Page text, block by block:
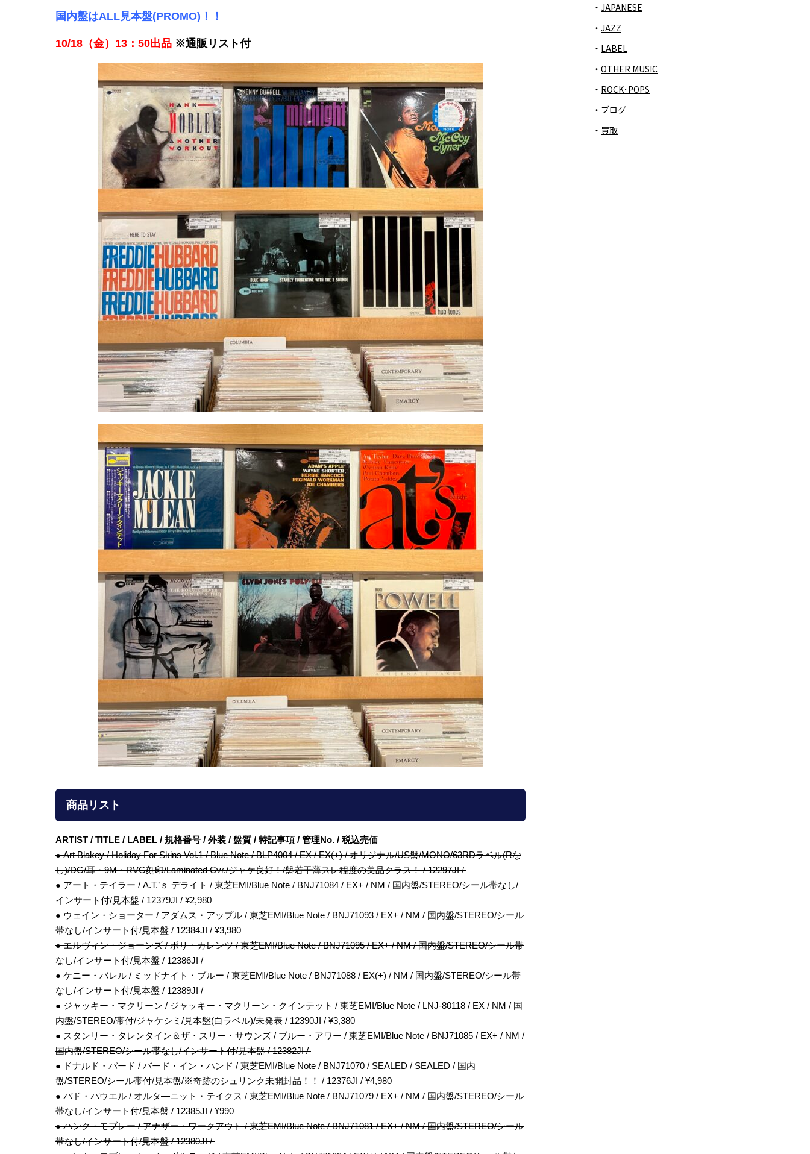
国内盤はALL見本盤(PROMO)！！
10/18（金）13：50出品 ※通販リスト付
商品リスト
ARTIST / TITLE / LABEL / 規格番号 / 外装 / 盤質 / 特記事項 / 管理No. / 税込売価
● Art Blakey / Holiday For Skins Vol.1 / Blue Note / BLP4004 / EX / EX(+) / オリジナル/US盤/MONO/63RDラベル(Rな
し)/DG/耳・9M・RVG刻印/Laminated Cvr./ジャケ良好！/盤若干薄スレ程度の美品クラス！ / 12297JI /
● アート・テイラー / A.T.’ｓ デライト / 東芝EMI/Blue Note / BNJ71084 / EX+ / NM / 国内盤/STEREO/シール帯なし/
インサート付/見本盤 / 12379JI / ¥2,980
● ウェイン・ショーター / アダムス・アップル / 東芝EMI/Blue Note / BNJ71093 / EX+ / NM / 国内盤/STEREO/シール
帯なし/インサート付/見本盤 / 12384JI / ¥3,980
● エルヴィン・ジョーンズ / ポリ・カレンツ / 東芝EMI/Blue Note / BNJ71095 / EX+ / NM / 国内盤/STEREO/シール帯
なし/インサート付/見本盤 / 12386JI /
● ケニー・バレル / ミッドナイト・ブルー / 東芝EMI/Blue Note / BNJ71088 / EX(+) / NM / 国内盤/STEREO/シール帯
なし/インサート付/見本盤 / 12389JI /
● ジャッキー・マクリーン / ジャッキー・マクリーン・クインテット / 東芝EMI/Blue Note / LNJ-80118 / EX / NM / 国
内盤/STEREO/帯付/ジャケシミ/見本盤(白ラベル)/未発表 / 12390JI / ¥3,380
● スタンリー・タレンタイン＆ザ・スリー・サウンズ / ブルー・アワー / 東芝EMI/Blue Note / BNJ71085 / EX+ / NM /
国内盤/STEREO/シール帯なし/インサート付/見本盤 / 12382JI /
● ドナルド・バード / バード・イン・ハンド / 東芝EMI/Blue Note / BNJ71070 / SEALED / SEALED / 国内
盤/STEREO/シール帯付/見本盤/※奇跡のシュリンク未開封品！！ / 12376JI / ¥4,980
● バド・パウエル / オルタ―ニット・テイクス / 東芝EMI/Blue Note / BNJ71079 / EX+ / NM / 国内盤/STEREO/シール
帯なし/インサート付/見本盤 / 12385JI / ¥990
● ハンク・モブレー / アナザー・ワークアウト / 東芝EMI/Blue Note / BNJ71081 / EX+ / NM / 国内盤/STEREO/シール
帯なし/インサート付/見本盤 / 12380JI /
JAPANESE
JAZZ
LABEL
OTHER MUSIC
ROCK･POPS
ブログ
買取